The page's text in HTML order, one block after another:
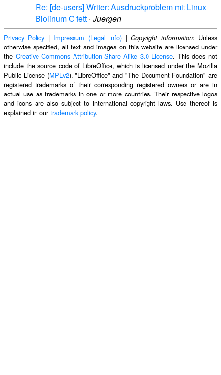
Re: [de-users] Writer: Ausdruckproblem mit Linux
Biolinum O fett · Juergen
Privacy Policy | Impressum (Legal Info) |Copyright information: Unless
otherwise specified, all text and images on this website are licensed under
the Creative Commons Attribution-Share Alike 3.0 License. This does not
include the source code of LibreOffice, which is licensed under the Mozilla
Public License (MPLv2). "LibreOffice" and "The Document Foundation" are
registered trademarks of their corresponding registered owners or are in
actual use as trademarks in one or more countries. Their respective logos
and icons are also subject to international copyright laws. Use thereof is
explained in ourtrademark policy.